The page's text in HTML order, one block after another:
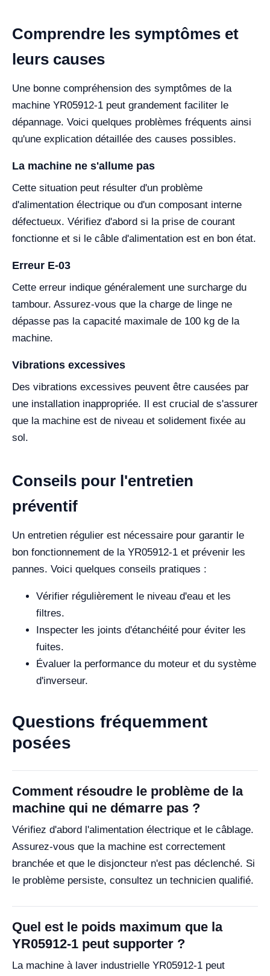
Comprendre les symptômes et
leurs causes
Une bonne compréhension des symptômes de la
machine YR05912-1 peut grandement faciliter le
dépannage. Voici quelques problèmes fréquents ainsi
qu'une explication détaillée des causes possibles.
La machine ne s'allume pas
Cette situation peut résulter d'un problème
d'alimentation électrique ou d'un composant interne
défectueux. Vérifiez d'abord si la prise de courant
fonctionne et si le câble d'alimentation est en bon état.
Erreur E-03
Cette erreur indique généralement une surcharge du
tambour. Assurez-vous que la charge de linge ne
dépasse pas la capacité maximale de 100 kg de la
machine.
Vibrations excessives
Des vibrations excessives peuvent être causées par
une installation inappropriée. Il est crucial de s'assurer
que la machine est de niveau et solidement fixée au
sol.
Conseils pour l'entretien
préventif
Un entretien régulier est nécessaire pour garantir le
bon fonctionnement de la YR05912-1 et prévenir les
pannes. Voici quelques conseils pratiques :
Vérifier régulièrement le niveau d'eau et les
filtres.
Inspecter les joints d'étanchéité pour éviter les
fuites.
Évaluer la performance du moteur et du système
d'inverseur.
Questions fréquemment
posées
Comment résoudre le problème de la
machine qui ne démarre pas ?
Vérifiez d'abord l'alimentation électrique et le câblage.
Assurez-vous que la machine est correctement
branchée et que le disjoncteur n'est pas déclenché. Si
le problème persiste, consultez un technicien qualifié.
Quel est le poids maximum que la
YR05912-1 peut supporter ?
La machine à laver industrielle YR05912-1 peut